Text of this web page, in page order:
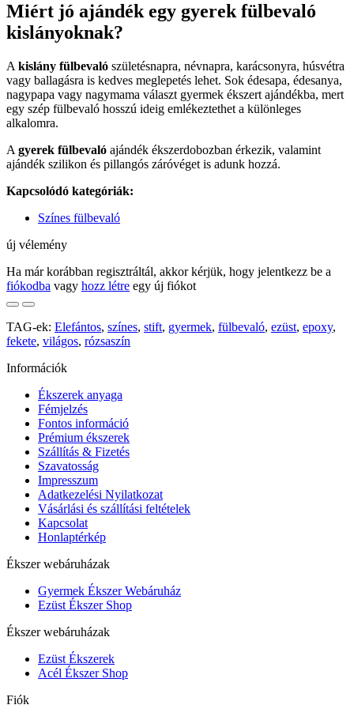
Miért jó ajándék egy gyerek fülbevaló
kislányoknak?
A kislány fülbevaló születésnapra, névnapra, karácsonyra, húsvétra
vagy ballagásra is kedves meglepetés lehet. Sok édesapa, édesanya,
nagypapa vagy nagymama választ gyermek ékszert ajándékba, mert
egy szép fülbevaló hosszú ideig emlékeztethet a különleges
alkalomra.
A gyerek fülbevaló ajándék ékszerdobozban érkezik, valamint
ajándék szilikon és pillangós záróvéget is adunk hozzá.
Kapcsolódó kategóriák:
Színes fülbevaló
új vélemény
Ha már korábban regisztráltál, akkor kérjük, hogy jelentkezz be a
fiókodba vagy hozz létre egy új fiókot
TAG-ek: Elefántos, színes, stift, gyermek, fülbevaló, ezüst, epoxy,
fekete, világos, rózsaszín
Információk
Ékszerek anyaga
Fémjelzés
Fontos információ
Prémium ékszerek
Szállítás & Fizetés
Szavatosság
Impresszum
Adatkezelési Nyilatkozat
Vásárlási és szállítási feltételek
Kapcsolat
Honlaptérkép
Ékszer webáruházak
Gyermek Ékszer Webáruház
Ezüst Ékszer Shop
Ékszer webáruházak
Ezüst Ékszerek
Acél Ékszer Shop
Fiók